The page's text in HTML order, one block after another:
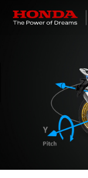
全领域产品